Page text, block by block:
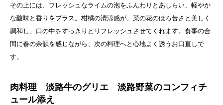
その上には、フレッシュなライムの泡をふんわりとあしらい、軽やか
な酸味と香りをプラス。柑橘の清涼感が、菜の花のほろ苦さと美しく
調和し、口の中をすっきりとリフレッシュさせてくれます。食事の合
間に春の余韻を感じながら、次の料理へと心地よく誘うお口直しで
す。
肉料理 淡路牛のグリエ 淡路野菜のコンフィチ
ュール添え